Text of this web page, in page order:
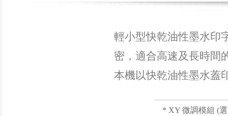
輕小型快乾油性墨水印
密，適合高速及長時間
本機以快乾油性墨水蓋
* XY 微調模組 (